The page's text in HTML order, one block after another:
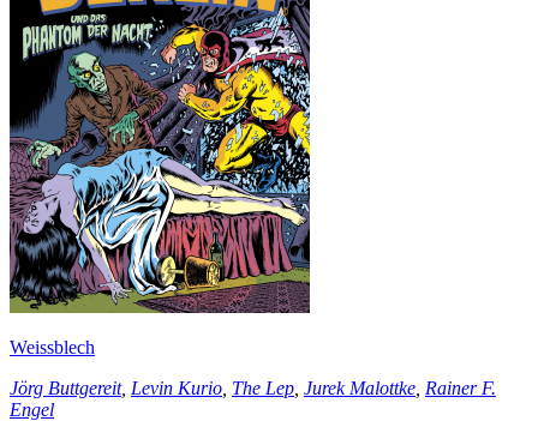
Weissblech
Jörg Buttgereit, Levin Kurio The Lep Jurek Malottke Rainer F.
Engel